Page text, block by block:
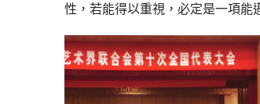
性，若能得以重視，必定是一項能